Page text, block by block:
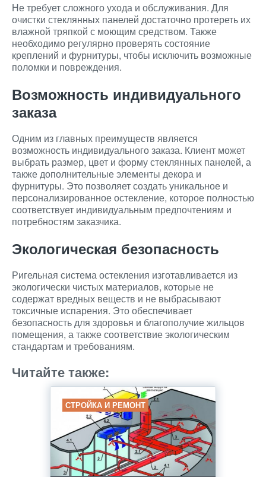
Не требует сложного ухода и обслуживания. Для
очистки стеклянных панелей достаточно протереть их
влажной тряпкой с моющим средством. Также
необходимо регулярно проверять состояние
креплений и фурнитуры, чтобы исключить возможные
поломки и повреждения.
Возможность индивидуального
заказа
Одним из главных преимуществ является
возможность индивидуального заказа. Клиент может
выбрать размер, цвет и форму стеклянных панелей, а
также дополнительные элементы декора и
фурнитуры. Это позволяет создать уникальное и
персонализированное остекление, которое полностью
соответствует индивидуальным предпочтениям и
потребностям заказчика.
Экологическая безопасность
Ригельная система остекления изготавливается из
экологически чистых материалов, которые не
содержат вредных веществ и не выбрасывают
токсичные испарения. Это обеспечивает
безопасность для здоровья и благополучие жильцов
помещения, а также соответствие экологическим
стандартам и требованиям.
Читайте также:
СТРОЙКА И РЕМОНТ